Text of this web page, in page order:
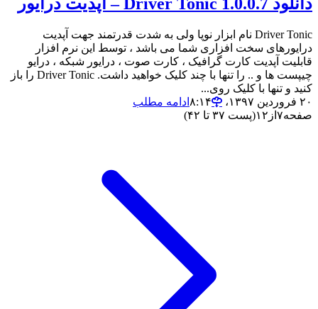
Driver Tonic نام ابزار نوپا ولی به شدت قدرتمند جهت آپدیت
درایورهای سخت افزاری شما می باشد ، توسط این نرم افزار
قابلیت آپدیت کارت گرافیک ، کارت صوت ، درایور شبکه ، درایو
چیپست ها و .. را تنها با چند کلیک خواهید داشت. Driver Tonic را باز
کنید و تنها با کلیک روی...
۲۰ فروردین ۱۳۹۷،‏ ۸:۱۴
ادامه مطلب
صفحه۷ از ۱۲(پست ۳۷ تا ۴۲)